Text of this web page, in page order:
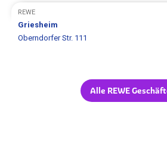
REWE
Griesheim
Oberndorfer Str. 111
Alle REWE